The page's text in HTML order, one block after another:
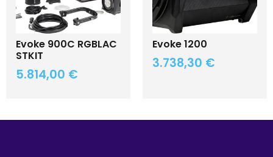
Evoke 900C RGBLAC
STKIT
5.814,00 €
Evoke 1200
3.738,30 €